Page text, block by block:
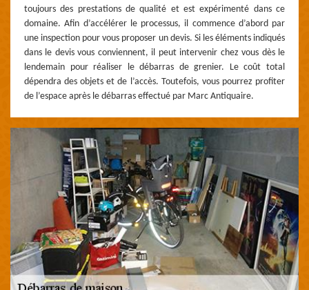
toujours des prestations de qualité et est expérimenté dans ce
domaine. Afin d’accélérer le processus, il commence d’abord par
une inspection pour vous proposer un devis. Si les éléments indiqués
dans le devis vous conviennent, il peut intervenir chez vous dès le
lendemain pour réaliser le débarras de grenier. Le coût total
dépendra des objets et de l’accès. Toutefois, vous pourrez profiter
de l’espace après le débarras effectué par Marc Antiquaire.